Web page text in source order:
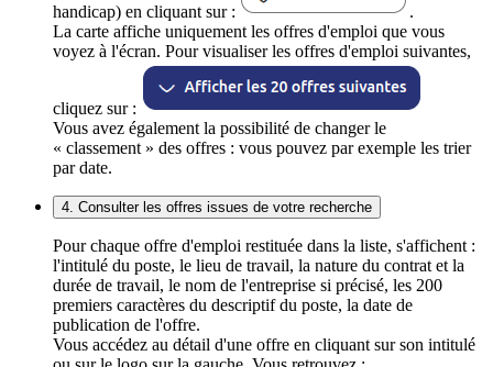
handicap) en cliquant sur :
.
La carte affiche uniquement les offres d'emploi que vous
voyez à l'écran. Pour visualiser les offres d'emploi suivantes,
cliquez sur :
Vous avez également la possibilité de changer le
« classement » des offres : vous pouvez par exemple les trier
par date.
4. Consulter les offres issues de votre recherche
Pour chaque offre d'emploi restituée dans la liste, s'affichent :
l'intitulé du poste, le lieu de travail, la nature du contrat et la
durée de travail, le nom de l'entreprise si précisé, les 200
premiers caractères du descriptif du poste, la date de
publication de l'offre.
Vous accédez au détail d'une offre en cliquant sur son intitulé